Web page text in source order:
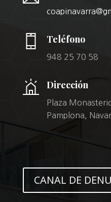
Teléfono
948 25 70 58
Dirección
Plaza
Pamplona,
CANAL DE